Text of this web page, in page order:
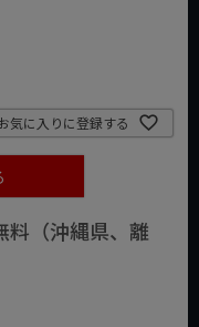
気に入りに登録する
料（沖縄県、離